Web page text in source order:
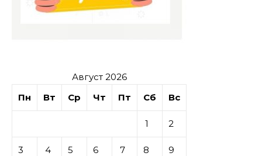
Август 2026
Пн
Вт Ср Чт Пт Сб Вс
1 2
3 4 5 6 7 8 9